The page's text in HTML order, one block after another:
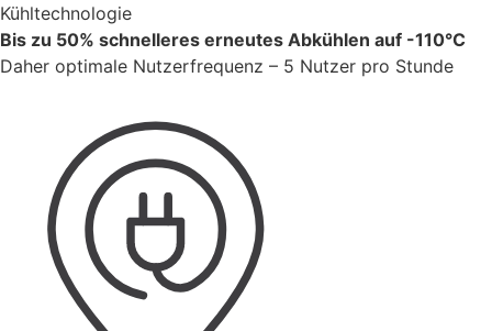
Kühltechnologie
Bis zu 50% schnelleres erneutes Abkühlen auf -110°C
Daher optimale Nutzerfrequenz – 5 Nutzer pro Stunde